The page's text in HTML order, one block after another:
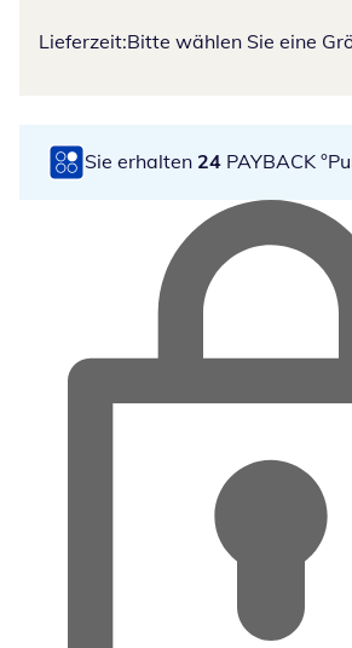
Lieferzeit:Bitte wählen Sie eine
Sie erhalten 24 PAYBACK